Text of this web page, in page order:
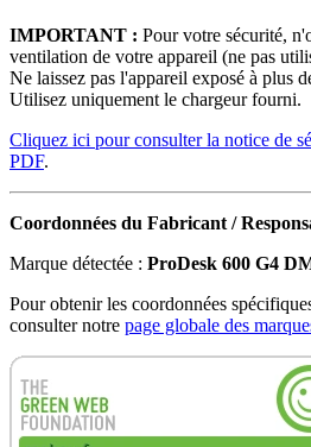
IMPORTANT : Pour votre sécurité,
ventilation de votre appareil (ne pas
Ne laissez pas l'appareil exposé à plus
Utilisez uniquement le chargeur fourni.
Cliquez ici pour consulter la notice de
PDF.
Coordonnées du Fabricant /
Marque détectée : ProDesk 600 G4
Pour obtenir les coordonnées
consulter notre page globale des